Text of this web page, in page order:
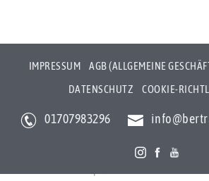
IMPRESSUM
AGB (ALLGEMEINE
DATENSCHUTZ
COOKIE-
01707983296
Bertram Plischke Individualfotografie